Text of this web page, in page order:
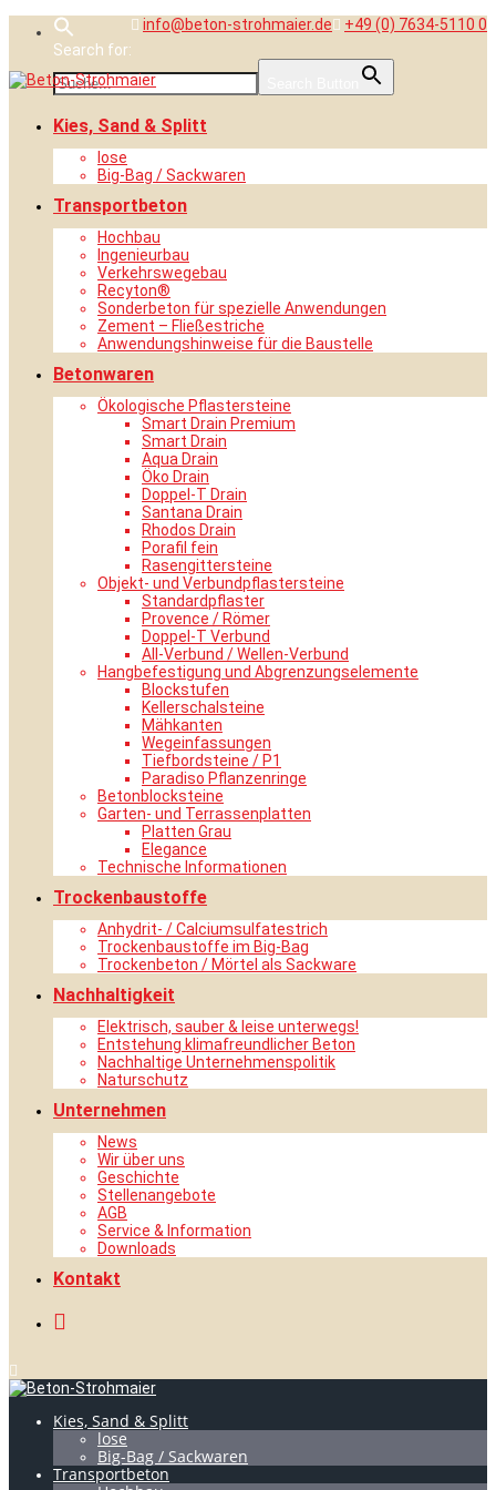
content
+49 (0) 7634-5110 0
info@beton-strohmaier.de
Search for:
Kies, Sand & Splitt
lose
Big-Bag / Sackwaren
Transportbeton
Hochbau
Ingenieurbau
Verkehrswegebau
Recyton®
Sonderbeton für spezielle Anwendungen
Zement – Fließestriche
Anwendungshinweise für die Baustelle
Betonwaren
Ökologische Pflastersteine
Smart Drain Premium
Smart Drain
Aqua Drain
Öko Drain
Doppel-T Drain
Santana Drain
Rhodos Drain
Porafil fein
Rasengittersteine
Objekt- und Verbundpflastersteine
Standardpflaster
Provence / Römer
Doppel-T Verbund
All-Verbund / Wellen-Verbund
Hangbefestigung und Abgrenzungselemente
Blockstufen
Kellerschalsteine
Mähkanten
Wegeinfassungen
Tiefbordsteine / P1
Paradiso Pflanzenringe
Betonblocksteine
Garten- und Terrassenplatten
Platten Grau
Elegance
Technische Informationen
Trockenbaustoffe
Anhydrit- / Calciumsulfatestrich
Trockenbaustoffe im Big-Bag
Trockenbeton / Mörtel als Sackware
Nachhaltigkeit
Elektrisch, sauber & leise unterwegs!
Entstehung klimafreundlicher Beton
Nachhaltige Unternehmenspolitik
Naturschutz
Unternehmen
News
Wir über uns
Geschichte
Stellenangebote
AGB
Service & Information
Downloads
Kontakt
Kies, Sand & Splitt
lose
Big-Bag / Sackwaren
Transportbeton